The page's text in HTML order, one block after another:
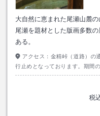
大自然に恵まれた尾瀬山麓
尾瀬を題材とした版画多数
ある。
アクセス： 金精峠（道路）の
行止めとなっております。期間
ラン等ご確認下さい。お車ご利
税